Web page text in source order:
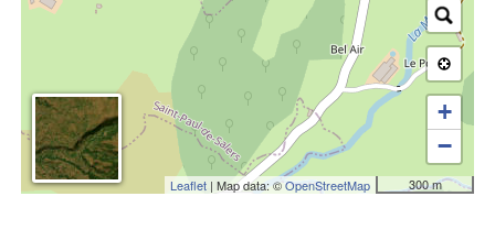
+
−
300 m
Leaflet | Map data: ©OpenStreetMap